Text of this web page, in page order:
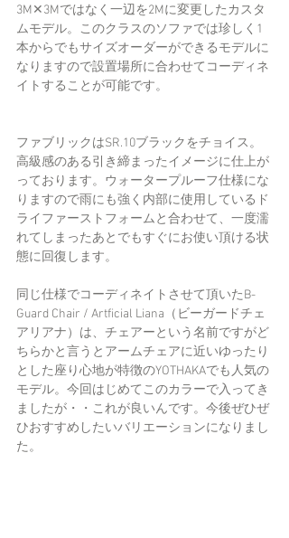
3M✕3Mではなく一辺を2Mに変更したカスタ
ムモデル。このクラスのソファでは珍しく1
本からでもサイズオーダーができるモデルに
なりますので設置場所に合わせてコーディネ
イトすることが可能です。
ファブリックはSR.10ブラックをチョイス。
高級感のある引き締まったイメージに仕上が
っております。ウォータープルーフ仕様にな
りますので雨にも強く内部に使用しているド
ライファーストフォームと合わせて、一度濡
れてしまったあとでもすぐにお使い頂ける状
態に回復します。
同じ仕様でコーディネイトさせて頂いたB-
Guard Chair / Artficial Liana（ビーガードチェ
アリアナ）は、チェアーという名前ですがど
ちらかと言うとアームチェアに近いゆったり
とした座り心地が特徴のYOTHAKAでも人気の
モデル。今回はじめてこのカラーで入ってき
ましたが・・これが良いんです。今後ぜひぜ
ひおすすめしたいバリエーションになりまし
た。